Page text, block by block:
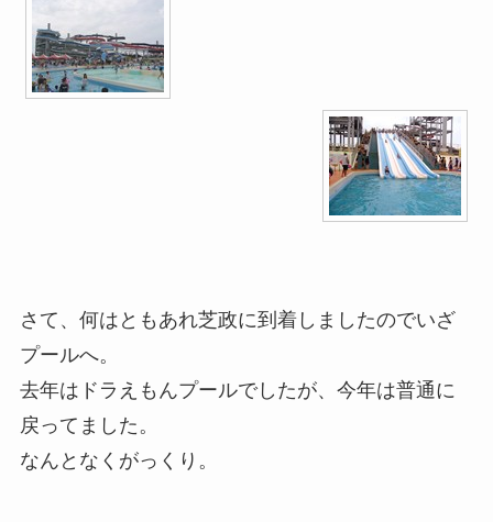
さて、何はともあれ芝政に到着しましたのでいざ
プールへ。
去年はドラえもんプールでしたが、今年は普通に
戻ってました。
なんとなくがっくり。